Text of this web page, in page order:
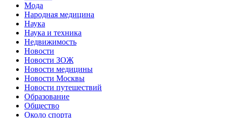
Мода
Народная медицина
Наука
Наука и техника
Недвижимость
Новости
Новости ЗОЖ
Новости медицины
Новости Москвы
Новости путешествий
Образование
Общество
Около спорта